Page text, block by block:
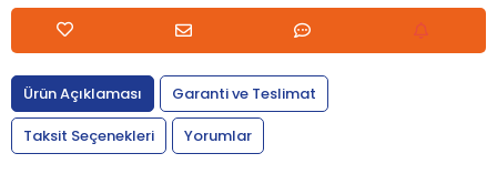
Ürün Açıklaması
Garanti ve Teslimat
Taksit Seçenekleri
Yorumlar